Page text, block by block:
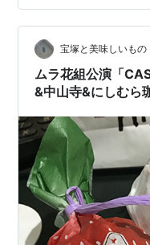
コースを予約。 全4
コースでした。 前菜
ゃがいものポタージュ
美味しか…
宝塚と美味しいもの
ムラ花組公演「
&中山寺&にしむら